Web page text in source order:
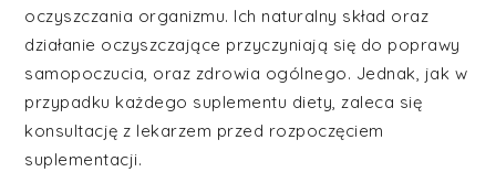
oczyszczania organizmu. Ich naturalny skład oraz
działanie oczyszczające przyczyniają się do poprawy
samopoczucia, oraz zdrowia ogólnego. Jednak, jak w
przypadku każdego suplementu diety, zaleca się
konsultację z lekarzem przed rozpoczęciem
suplementacji.